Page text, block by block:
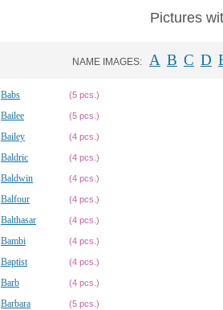
Pictures
NAME IMAGES: A B C D
Babs (5 pcs.)
Bailee (5 pcs.)
Bailey (4 pcs.)
Baldric (4 pcs.)
Baldwin (4 pcs.)
Balfour (4 pcs.)
Balthasar (4 pcs.)
Bambi (4 pcs.)
Baptist (4 pcs.)
Barb (4 pcs.)
Barbara (5 pcs.)